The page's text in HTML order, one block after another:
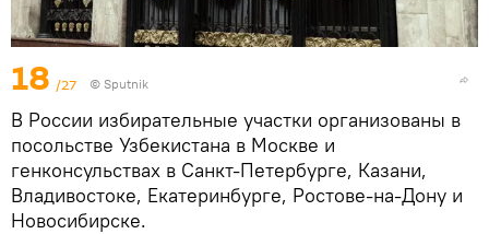
18 /27 © Sputnik
В России избирательные участки организованы в
посольстве Узбекистана в Москве и
генконсульствах в Санкт-Петербурге, Казани,
Владивостоке, Екатеринбурге, Ростове-на-Дону и
Новосибирске.